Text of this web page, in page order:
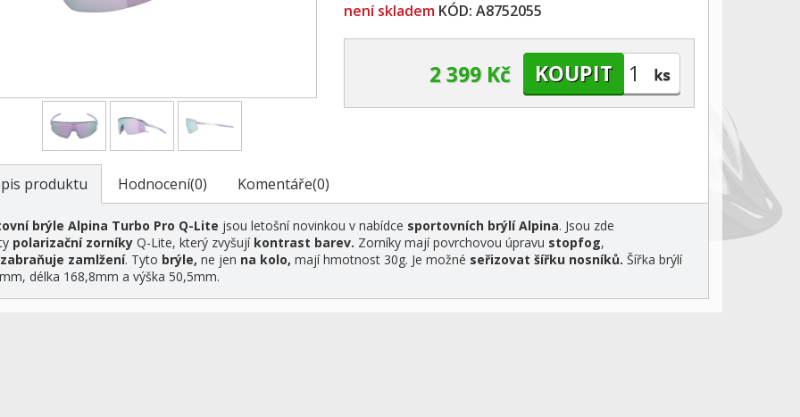
není skladem KÓD: A8752055
2 399 Kč
produktu Hodnocení(0) Komentáře(0)
brýle Alpina Turbo Pro Q-Lite jsou letošní novinkou v nabídce sportovních brýlí Alpina. Jsou zde
polarizační zorníky Q-Lite, který zvyšujíkontrast barev. Zorníky mají povrchovou úpravu stopfog,
zabraňuje zamlžení. Tyto brýle, ne jen na kolo, mají hmotnost 30g. Je možné seřizovat šířku nosníků. Šířka brýlí
délka 168,8mm a výška 50,5mm.